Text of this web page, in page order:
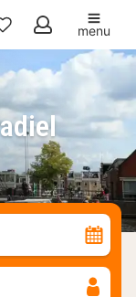
Mina
menu